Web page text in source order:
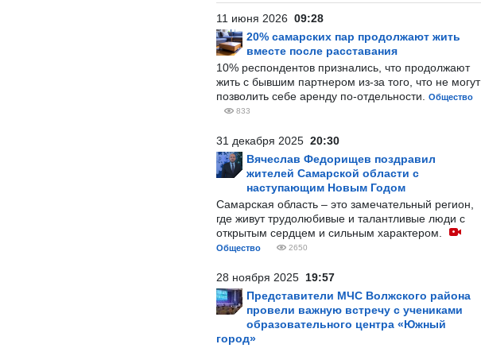
11 июня 2026 09:28
20% самарских пар продолжают жить
вместе после расставания
10% респондентов признались, что продолжают
жить с бывшим партнером из-за того, что не могут
позволить себе аренду по-отдельности.
Общество
833
31 декабря 2025 20:30
Вячеслав Федорищев поздравил
жителей Самарской области с
наступающим Новым Годом
Самарская область – это замечательный регион,
где живут трудолюбивые и талантливые люди с
открытым сердцем и сильным характером.
Общество 2650
28 ноября 2025 19:57
Представители МЧС Волжского района
провели важную встречу с учениками
образовательного центра «Южный
город»